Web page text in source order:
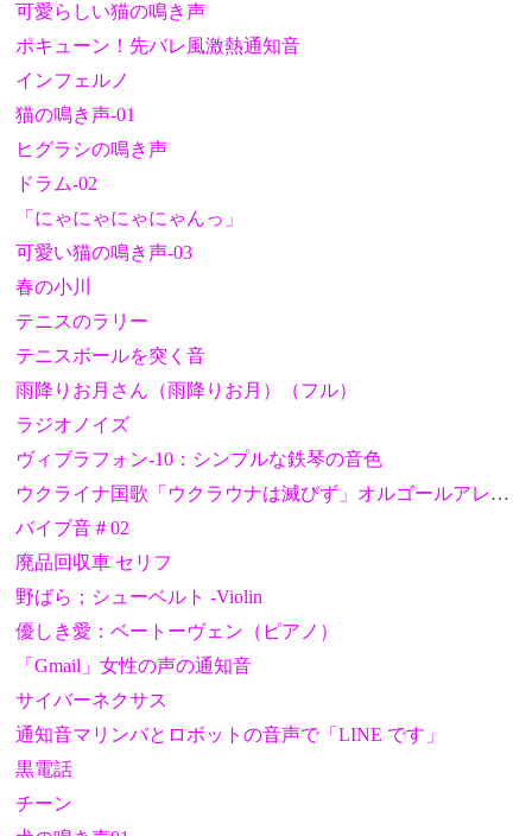
可愛らしい猫の鳴き声
ポキューン！先バレ風激熱通知音
インフェルノ
猫の鳴き声-01
ヒグラシの鳴き声
ドラム-02
「にゃにゃにゃにゃんっ」
可愛い猫の鳴き声-03
春の小川
テニスのラリー
テニスボールを突く音
雨降りお月さん（雨降りお月）（フル）
ラジオノイズ
ヴィブラフォン-10：シンプルな鉄琴の音色
ウクライナ国歌「ウクラウナは滅びず」オルゴールアレンジ
バイブ音＃02
廃品回収車 セリフ
野ばら；シューベルト -Violin
優しき愛：ベートーヴェン（ピアノ）
「Gmail」女性の声の通知音
サイバーネクサス
通知音マリンバとロボットの音声で「LINE です」
黒電話
チーン